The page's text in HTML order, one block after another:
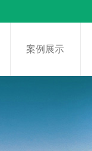
案例展示